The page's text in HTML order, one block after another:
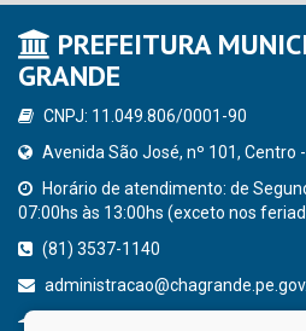
PREFEITURA
GRANDE
CNPJ: 11.049.806/0001-90
Avenida São José, nº 101, Centro
Horário de atendimento: de
07:00hs às 13:00hs (exceto nos
(81) 3537-1140